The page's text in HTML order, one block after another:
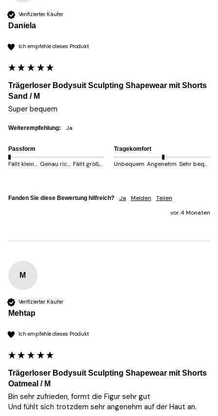
Verifizierter Käufer
Daniela
Ich empfehle dieses Produkt
Trägerloser Bodysuit Sculpting Shapewear mit Shorts
Sand / M
Super bequem
Weiterempfehlung: Ja
Passform
Fällt kleiner aus Genau richtig Fällt größer aus
Tragekomfort
Unbequem Angenehm Sehr bequem
Fanden Sie diese Bewertung hilfreich? Ja Melden
Teilen
vor 4 Monaten
M
Verifizierter Käufer
Mehtap
Ich empfehle dieses Produkt
Trägerloser Bodysuit Sculpting Shapewear mit Shorts
Oatmeal / M
Bin sehr zufrieden, formt die Figur sehr gut
Und fühlt sich trotzdem sehr angenehm auf der Haut an.